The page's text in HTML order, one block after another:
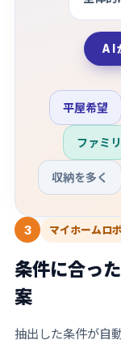
AI
平屋希望
ファミ
収納を多く
3 マイホームロボ
条件に合っ
案
抽出した条件が自